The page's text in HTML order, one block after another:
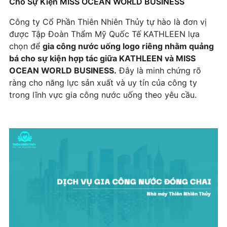
Gia công nước đóng chai 250ml - PG -P4G
Gia công nước đóng chai 250ml - iBone FiSiO
Gia công nước đóng chai 250ml - Tanny Vu
+ Mở nhóm...
Gia công nước đóng chai 350ml - Benaras
Gia công nước đóng chai 350 - TCL
Gia công nước đóng chai 350
Gia công nước đóng chai 350ml - Casaqranda
Gia công nước đóng chai 350ml - Learning
Chain 1
trong nước vs Nước ngoài
Tại sao founder và trainer chọn nước nhãn riêng
cho workshop?
Bingo Mall dùng nước logo riêng, đem Bingo Mall
3.0 đến với khách hàng
Vì sao nước nhãn riêng là xu hướng marketing
Vân Phương Crease – Sử Dụng Nước Nhãn Riêng
Để Nâng Tầm Thương Hiệu
Checklist "Chuẩn bị gì trước khi đặt nước nhãn
Công ty Cổ Phần Thiên Nhiên Thủy tự hào là đơn vị
được Tập Đoàn Thẩm Mỹ Quốc Tế KATHLEEN lựa
chọn để gia công nước uống logo riêng nhằm quảng
bá cho sự kiện hợp tác giữa KATHLEEN và MISS
OCEAN WORLD BUSINESS. Đây là minh chứng rõ
ràng cho năng lực sản xuất và uy tín của công ty
trong lĩnh vực gia công nước uống theo yêu cầu.